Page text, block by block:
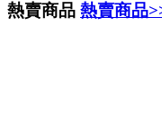
熱賣商品 熱賣商品